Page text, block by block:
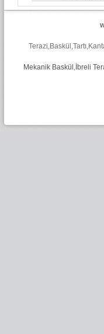
Terazi,Baskül ,Tartı,
Mekanik Baskül , İbreli